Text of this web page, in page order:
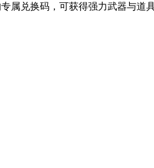
属兑换码，可获得强力武器与道